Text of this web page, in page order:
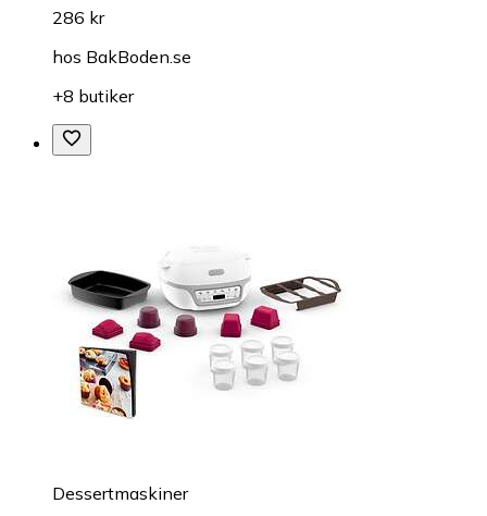
286 kr
hos BakBoden.se
+8 butiker
Dessertmaskiner